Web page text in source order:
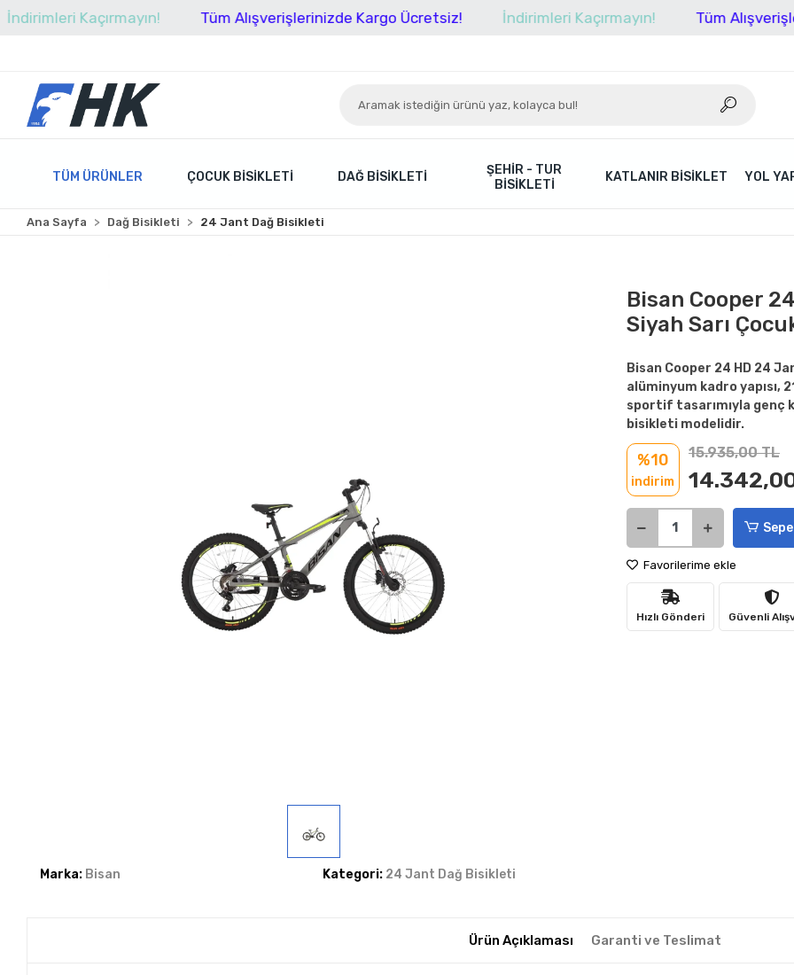
Kaçırmayın! Tüm Alışverişlerinizde Kargo Ücretsiz! İndirimleri Kaçırmayın! Tüm
TÜM ÜRÜNLER ÇOCUK BISIKLETI DAĞ BISIKLETI
ŞEHIR - TUR
BISIKLETI
KATLANIR BISIKLET YOL
Ana Sayfa Dağ Bisikleti 24 Jant Dağ Bisikleti
Marka: Bisan Kategori: 24 Jant Dağ Bisikleti
Bisan Cooper
Siyah Sarı
Bisan Cooper 24 HD 24
alüminyum kadro yapısı,
sportif tasarımıyla genç
bisikleti modelidir.
%10
indirim
15.935,00 TL
Favorilerime ekle
Hızlı Gönderi Güvenli
Ürün Açıklaması Garanti ve Teslimat